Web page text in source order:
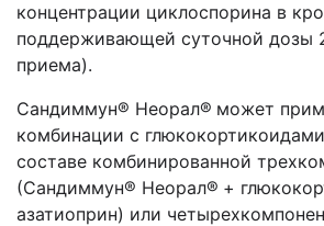
концентрации циклоспорина в
поддерживающей суточной дозы
приема).
Сандиммун® Неорал® может
комбинации с
составе комбинированной
(Сандиммун® Неорал® +
азатиоприн) или